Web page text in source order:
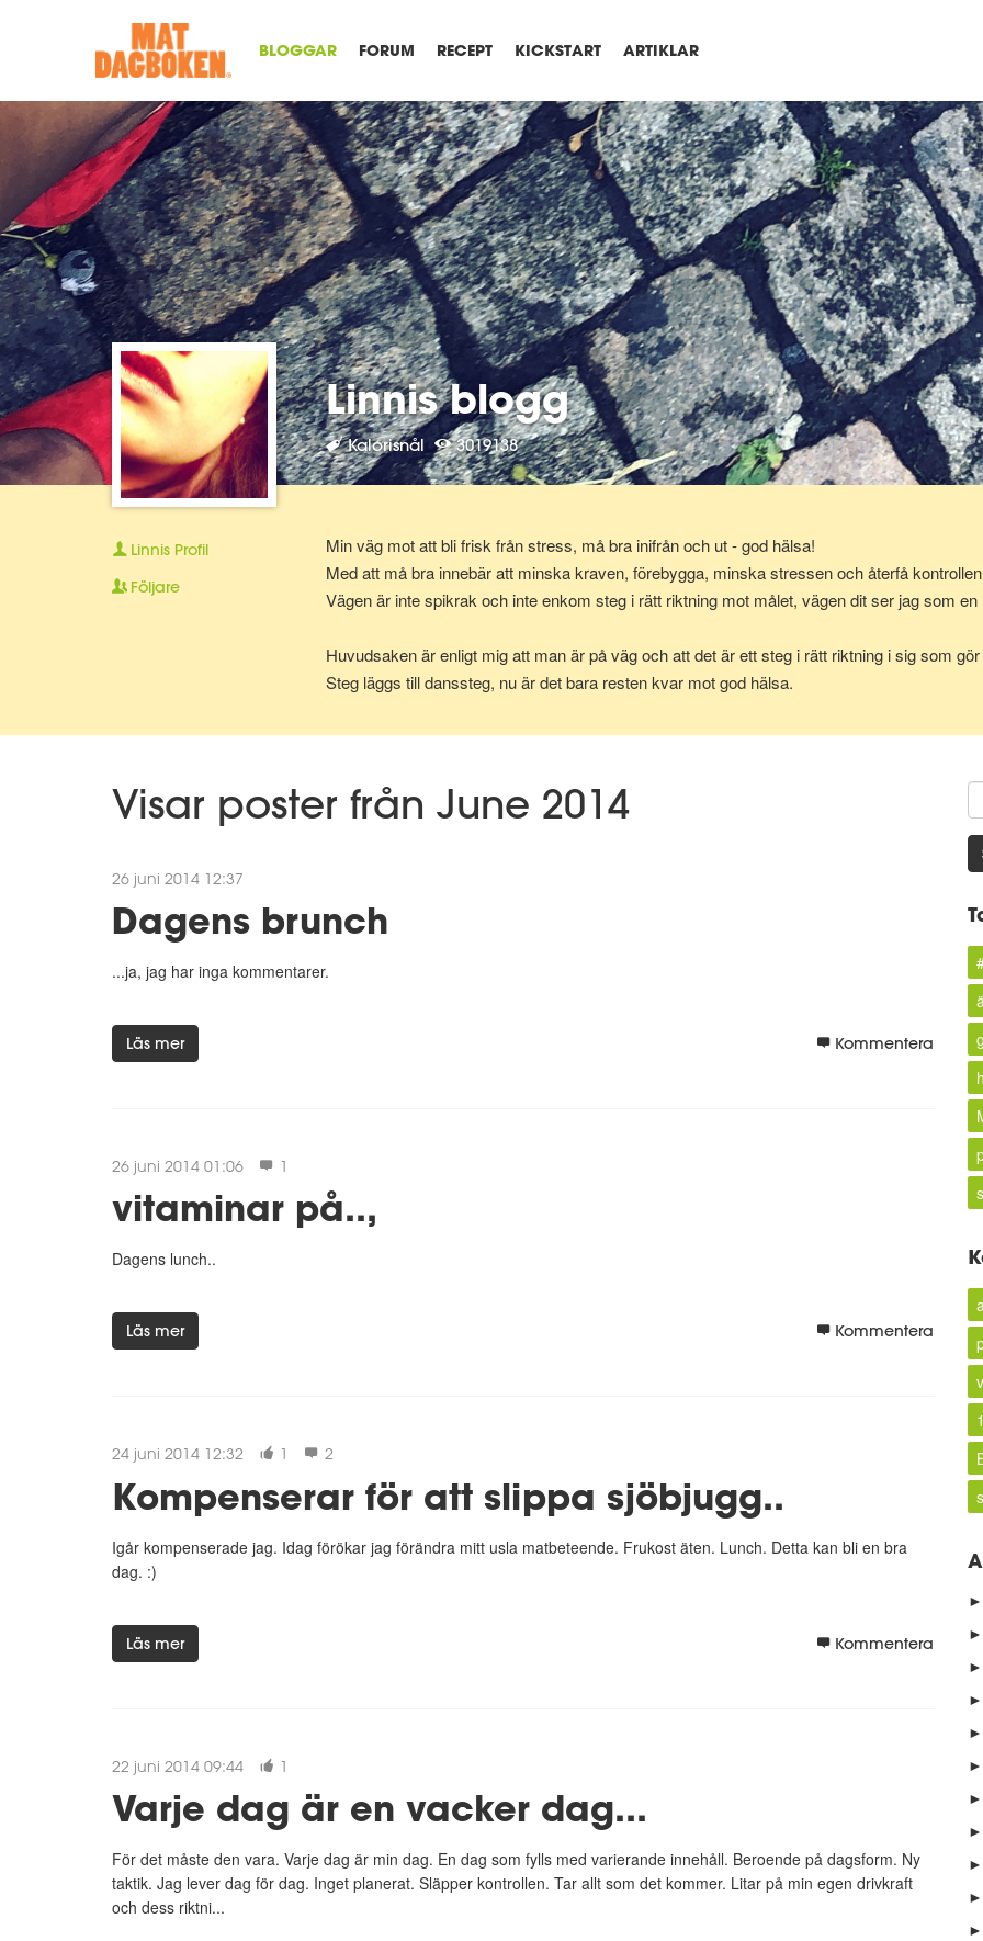
BLOGGAR FORUM RECEPT KICKSTART ARTIKLAR
Linnis blogg
Kalorisnål 3019138
Min väg mot att bli frisk från stress, må bra inifrån och ut - god hälsa!
Med att må bra innebär att minska kraven, förebygga, minska stressen och återfå
Vägen är inte spikrak och inte enkom steg i rätt riktning mot målet, vägen dit ser jag som
Huvudsaken är enligt mig att man är på väg och att det är ett steg i rätt riktning i sig som
Steg läggs till danssteg, nu är det bara resten kvar mot god hälsa.
Linnis Profil
Följare
Visar poster från June 2014
26 juni 2014 12:37
Dagens brunch
...ja, jag har inga kommentarer.
Läs mer Kommentera
26 juni 2014 01:06 1
vitaminar på..,
Dagens lunch..
Läs mer Kommentera
24 juni 2014 12:32 1 2
Kompenserar för att slippa sjöbjugg..
Igår kompenserade jag. Idag förökar jag förändra mitt usla matbeteende. Frukost äten. Lunch. Detta kan bli en bra
dag. :)
Läs mer Kommentera
22 juni 2014 09:44 1
Varje dag är en vacker dag...
För det måste den vara. Varje dag är min dag. En dag som fylls med varierande innehåll. Beroende på dagsform. Ny
taktik. Jag lever dag för dag. Inget planerat. Släpper kontrollen. Tar allt som det kommer. Litar på min egen drivkraft
och dess riktni...
►
►
►
►
►
►
►
►
►
►
►